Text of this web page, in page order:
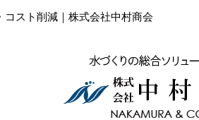
スト削減｜株式会社中村商会